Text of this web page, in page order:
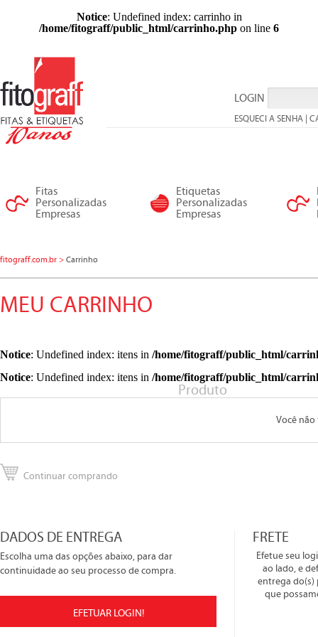
Notice: Undefined index: carrinho in
/home/fitograff/public_html/carrinho.php on line 6
LOGIN
ESQUECI A SENHA
Fitas
Personalizadas
Empresas
Etiquetas
Personalizadas
Empresas
fitograff.com.br > Carrinho
MEU CARRINHO
Notice: Undefined index: itens in /home/fitograff/public_html/
Notice: Undefined index: itens in /home/fitograff/public_html/
Produto
Você
Continuar comprando
DADOS DE ENTREGA
Escolha uma das opções abaixo, para dar
continuidade ao seu processo de compra.
EFETUAR LOGIN!
FRETE
Efetue seu
ao lado, e
entrega do(s)
que